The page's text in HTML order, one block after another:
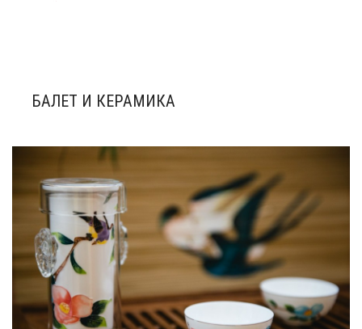
ТУРЫ ПО КИТАЮ
КОРЗИНА
БАЛЕТ И КЕРАМИКА